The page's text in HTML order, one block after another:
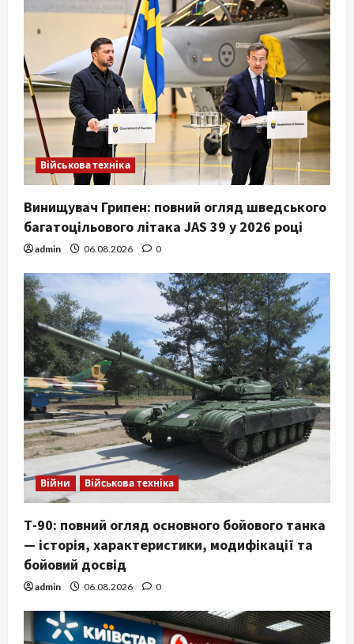
Військова техніка
Винищувач Грипен: повний огляд шведського
багатоцільового літака JAS 39 у 2026 році
admin 06.08.2026 0
Війни Військова техніка
Т-90: повний огляд основного бойового танка
— історія, характеристики, модифікації та
бойовий досвід
admin 06.08.2026 0